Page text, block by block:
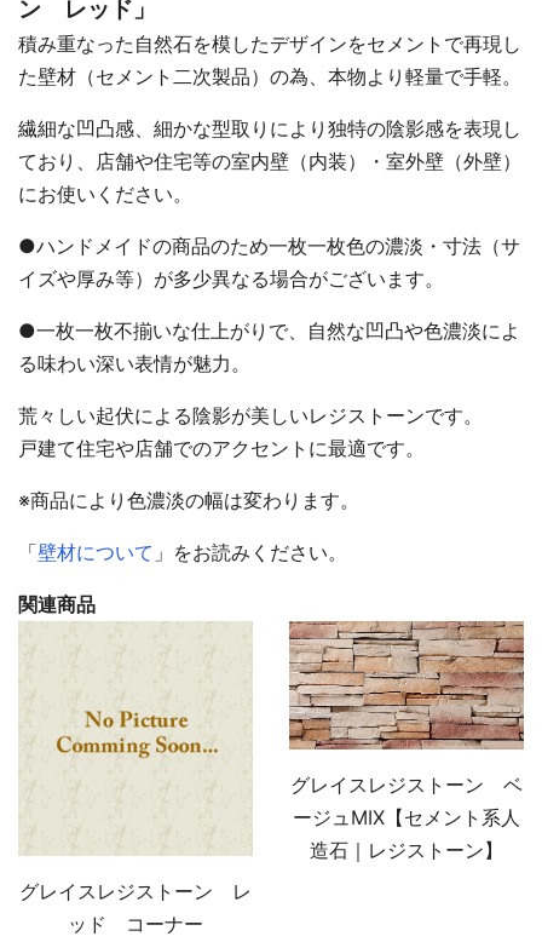
ン レッド」
積み重なった自然石を模したデザインをセメントで再現し
た壁材（セメント二次製品）の為、本物より軽量で手軽。
繊細な凹凸感、細かな型取りにより独特の陰影感を表現し
ており、店舗や住宅等の室内壁（内装）・室外壁（外壁）
にお使いください。
●ハンドメイドの商品のため一枚一枚色の濃淡・寸法（サ
イズや厚み等）が多少異なる場合がございます。
●一枚一枚不揃いな仕上がりで、自然な凹凸や色濃淡によ
る味わい深い表情が魅力。
荒々しい起伏による陰影が美しいレジストーンです。
戸建て住宅や店舗でのアクセントに最適です。
※商品により色濃淡の幅は変わります。
「壁材について 」をお読みください。
関連商品
グレイスレジストーン レ
ッド コーナー
グレイスレジストーン ベ
ージュMIX【セメント系人
造石｜レジストーン】